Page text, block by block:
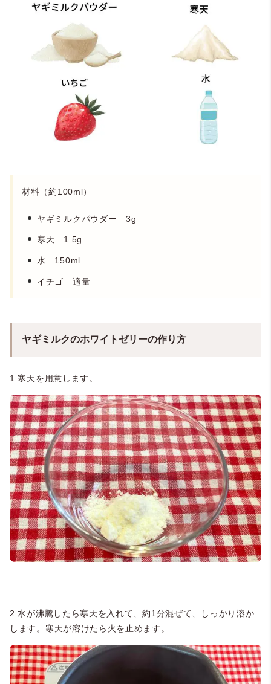
材料（約100ml）
ヤギミルクパウダー 3g
寒天 1.5g
水 150ml
イチゴ 適量
ヤギミルクのホワイトゼリーの作り方
1.寒天を用意します。
2.水が沸騰したら寒天を入れて、約1分混ぜて、しっかり溶か
します。寒天が溶けたら火を止めます。